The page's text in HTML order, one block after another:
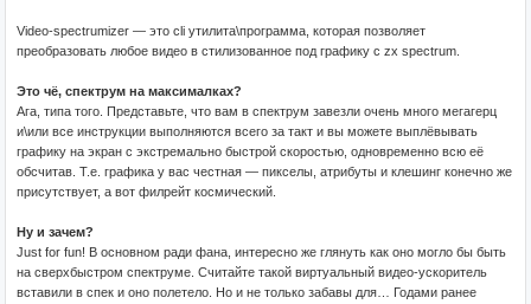
Video-spectrumizer — это cli утилита\программа, которая позволяет
преобразовать любое видео в стилизованное под графику с zx spectrum.
Это чё, спектрум на максималках?
Ага, типа того. Представьте, что вам в спектрум завезли очень много мегагерц
и\или все инструкции выполняются всего за такт и вы можете выплёвывать
графику на экран с экстремально быстрой скоростью, одновременно всю её
обсчитав. Т.е. графика у вас честная — пикселы, атрибуты и клешинг конечно же
присутствует, а вот филрейт космический.
Ну и зачем?
Just for fun! В основном ради фана, интересно же глянуть как оно могло бы быть
на сверхбыстром спектруме. Cчитайте такой виртуальный видео-ускоритель
вставили в спек и оно полетело. Но и не только забавы для… Годами ранее